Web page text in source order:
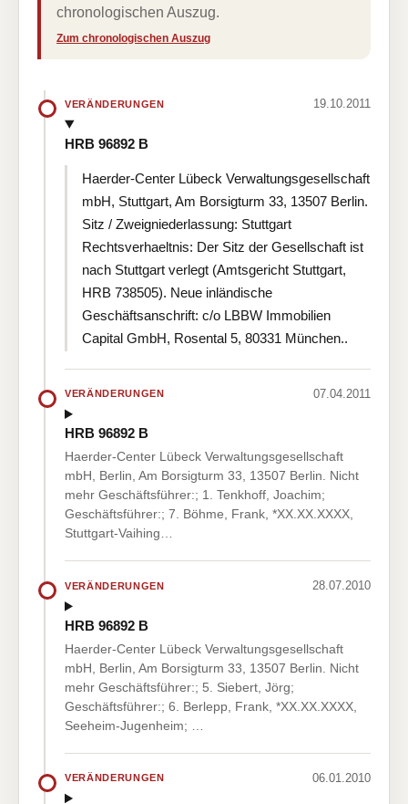
chronologischen Auszug.
Zum chronologischen Auszug
VERÄNDERUNGEN 19.10.2011
HRB 96892 B
Haerder-Center Lübeck Verwaltungsgesellschaft
mbH, Stuttgart, Am Borsigturm 33, 13507 Berlin.
Sitz / Zweigniederlassung: Stuttgart
Rechtsverhaeltnis: Der Sitz der Gesellschaft ist
nach Stuttgart verlegt (Amtsgericht Stuttgart,
HRB 738505). Neue inländische
Geschäftsanschrift: c/o LBBW Immobilien
Capital GmbH, Rosental 5, 80331 München..
VERÄNDERUNGEN 07.04.2011
HRB 96892 B
Haerder-Center Lübeck Verwaltungsgesellschaft
mbH, Berlin, Am Borsigturm 33, 13507 Berlin. Nicht
mehr Geschäftsführer:; 1. Tenkhoff, Joachim;
Geschäftsführer:; 7. Böhme, Frank, *XX.XX.XXXX,
Stuttgart-Vaihing…
VERÄNDERUNGEN 28.07.2010
HRB 96892 B
Haerder-Center Lübeck Verwaltungsgesellschaft
mbH, Berlin, Am Borsigturm 33, 13507 Berlin. Nicht
mehr Geschäftsführer:; 5. Siebert, Jörg;
Geschäftsführer:; 6. Berlepp, Frank, *XX.XX.XXXX,
Seeheim-Jugenheim; …
VERÄNDERUNGEN 06.01.2010